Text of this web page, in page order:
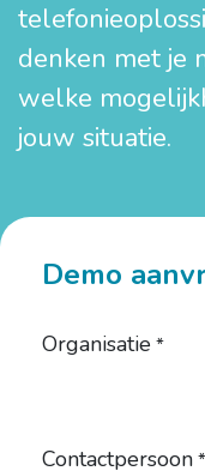
denken met je
welke
jouw situatie.
Demo
Organisatie *
Contactpersoon *